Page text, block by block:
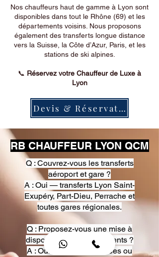
Nos chauffeurs haut de gamme à Lyon sont
disponibles dans tout le Rhône (69) et les
départements voisins. Nous proposons
également des transferts longue distance
vers la Suisse, la Côte d’Azur, Paris, et les
stations de ski alpines.
📞 Réservez votre Chauffeur de Luxe à
Lyon
Devis & Réservation
RB CHAUFFEUR LYON QCM
Q : Couvrez-vous les transferts
aéroport et gare ?
A : Oui — transferts Lyon Saint-
Exupéry, Part-Dieu, Perrache et
toutes gares régionales.
Q : Proposez-vous une mise à
disposition pour événements ?
A : Oui — heures, journées ou